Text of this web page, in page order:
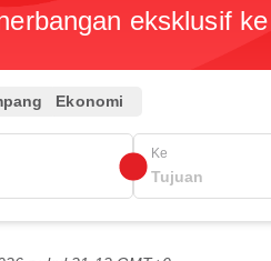
eksklusif
Ekonomi
Ke